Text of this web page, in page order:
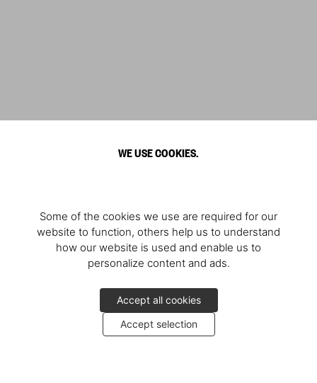
WE USE COOKIES.
Some of the cookies we use are required for our
website to function, others help us to understand
how our website is used and enable us to
personalize content and ads.
Accept all cookies
Accept selection